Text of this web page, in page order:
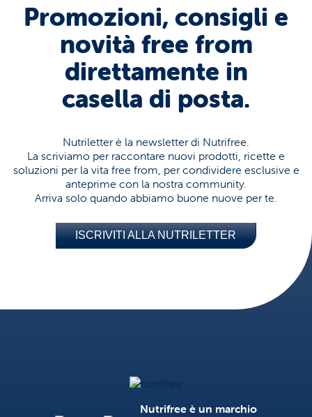
Promozioni, consigli e
novità free from
direttamente in
casella di posta.
Nutriletter è la newsletter di Nutrifree.
La scriviamo per raccontare nuovi prodotti, ricette e
soluzioni per la vita free from, per condividere esclusive e
anteprime con la nostra community.
Arriva solo quando abbiamo buone nuove per te.
ISCRIVITI ALLA NUTRILETTER
Nutrifree è un marchio